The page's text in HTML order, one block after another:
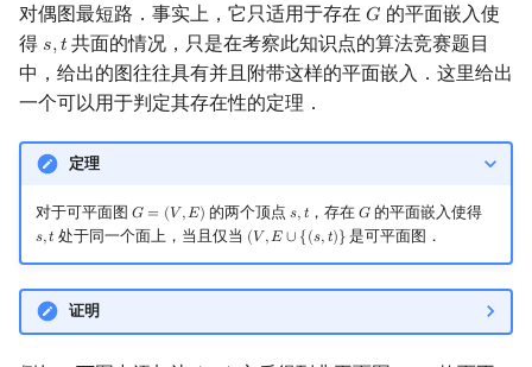
对偶图最短路．事实上，它只适用于存在 𝐺
G 的平面嵌入使
得 𝑠,𝑡
s,t 共面的情况，只是在考察此知识点的算法竞赛题目
中，给出的图往往具有并且附带这样的平面嵌入．这里给出
一个可以用于判定其存在性的定理．
定理
对于可平面图 𝐺 = (𝑉 ,𝐸)
G= (V E ) 的两个顶点𝑠,𝑡
s, t ，存在𝐺
G 的平面嵌入使得
𝑠,𝑡
s,t 处于同一个面上，当且仅当 (𝑉 ,𝐸∪ {(𝑠,𝑡)}
(V,E∪ {(s ,t)} 是可平面图．
证明